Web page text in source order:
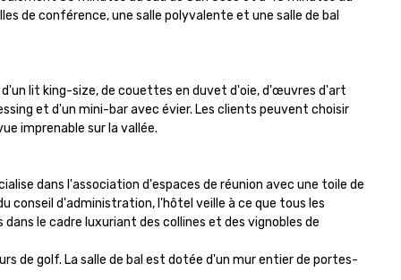
de conférence, une salle polyvalente et une salle de bal
lit king-size, de couettes en duvet d'oie, d'œuvres d'art
et d'un mini-bar avec évier. Les clients peuvent choisir
imprenable sur la vallée.
dans l'association d'espaces de réunion avec une toile de
conseil d'administration, l'hôtel veille à ce que tous les
le cadre luxuriant des collines et des vignobles de
de golf. La salle de bal est dotée d'un mur entier de portes-